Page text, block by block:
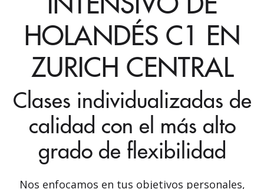
HOLANDÉS C1 EN
ZURICH CENTRAL
Clases individualizadas de
calidad con el más alto
grado de flexibilidad
Nos enfocamos en tus objetivos personales,